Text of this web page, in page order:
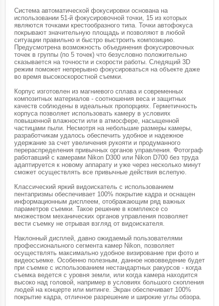
Система автоматической фокусировки основана на
использовании 51-й фокусировочной точки, 15 из которых
являются точками крестообразного типа. Точки автофокуса
покрывают значительную площадь и позволяют в любой
ситуации правильно и быстро выстроить композицию.
Предусмотрена возможность объединения фокусировочных
точек в группы (по 5 точек) что безусловно положительно
сказывается на точности и скорости работы. Следящий 3D
режим поможет непрерывно фокусироваться на объекте даже
во время высокоскоростной съемки.
Корпус изготовлен из магниевого сплава и современных
композитных материалов - соотношения веса и защитных
качеств соблюдены в идеальных пропорциях. Герметичность
корпуса позволяет использовать камеру в условиях
повышенной влажности или в атмосфере, насыщенной
частицами пыли. Несмотря на небольшие размеры камеры,
разработчикам удалось обеспечить удобное и надежное
удержание за счет увеличения рукояти и продуманного
перераспределения привычных органов управления. Фотограф
работавший с камерами Nikon D300 или Nikon D700 без труда
адаптируется к новому аппарату и уже через несколько минут
сможет осуществлять все привычные действия вслепую.
Классический яркий видоискатель с использованием
пентапризмы обеспечивает 100% покрытие кадра и оснащен
информационным дисплеем, отображающим ряд важных
параметров съемки. Такое решение в комплексе со
множеством механических органов управления позволяет
вести съемку не отрывая взгляд от видоискателя.
Наклонный дисплей, давно ожидаемый пользователями
профессионального сегмента камер Nikon, позволяет
осуществлять максимально удобное визирование при фото и
видеосъемке. Особенно полезным, данное нововведение будет
при съемке с использованием нестандартных ракурсов - когда
съемка ведется с уровня земли, или когда камера находится
высоко над головой, например в условиях большого скопления
людей на концерте или митинге. Экран обеспечивает 100%
покрытие кадра, отличное разрешение и широкие углы обзора.